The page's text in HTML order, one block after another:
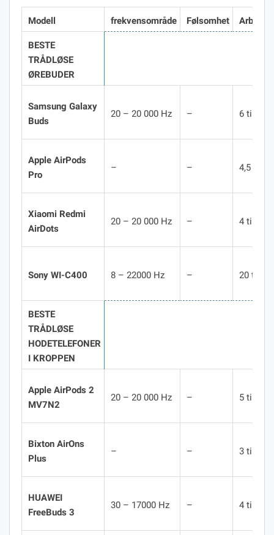
Modell frekvensområde Følsomhet
BESTE
TRÅDLØSE
ØREBUDER
Samsung Galaxy
Buds
20 – 20 000 Hz – 6 timer
Apple AirPods
Pro
– – 4,5 timer
Xiaomi Redmi
AirDots
20 – 20 000 Hz – 4 timer
Sony WI-C400 8 – 22000 Hz – 20 timer
BESTE
TRÅDLØSE
HODETELEFONER
I KROPPEN
Apple AirPods 2
MV7N2
20 – 20 000 Hz – 5 timer
Bixton AirOns
Plus
– – 3 timer
HUAWEI
FreeBuds 3
30 – 17000 Hz – 4 timer